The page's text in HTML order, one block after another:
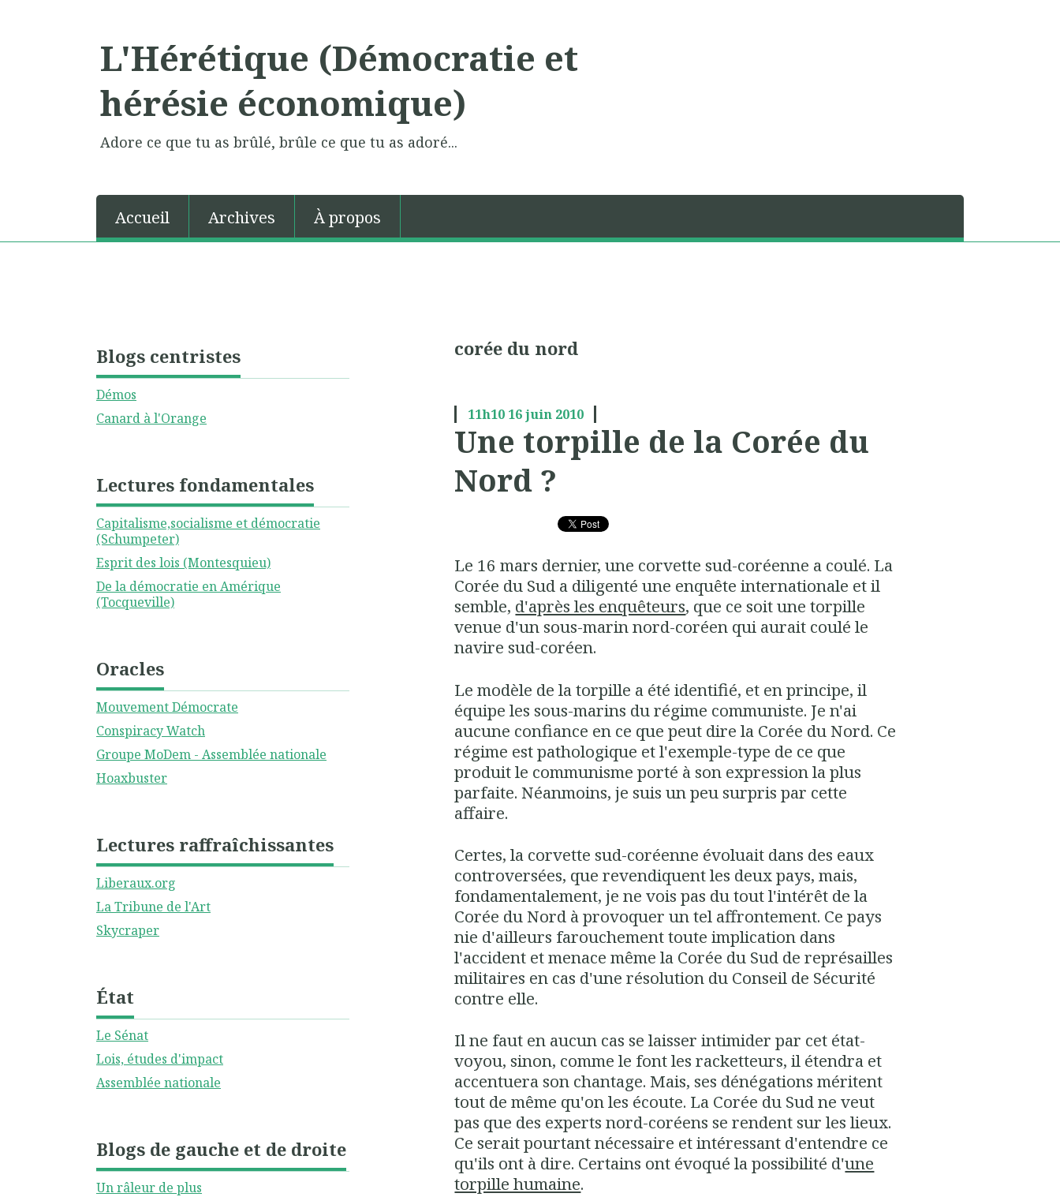
L'Hérétique (Démocratie et
hérésie économique)
Adore ce que tu as brûlé, brûle ce que tu as adoré...
Accueil Archives À propos
Blogs centristes
Démos
Canard à l'Orange
Lectures fondamentales
Capitalisme,socialisme et démocratie
(Schumpeter)
Esprit des lois (Montesquieu)
De la démocratie en Amérique
(Tocqueville)
Oracles
Mouvement Démocrate
Conspiracy Watch
Groupe MoDem - Assemblée nationale
Hoaxbuster
Lectures raffraîchissantes
Liberaux.org
La Tribune de l'Art
Skycraper
État
Le Sénat
Lois, études d'impact
Assemblée nationale
Blogs de gauche et de droite
Un râleur de plus
corée du nord
11h10 16juin 2010
Une torpille de la Corée du
Nord ?
Le 16 mars dernier, une corvette sud-coréenne a coulé. La
Corée du Sud a diligenté une enquête internationale et il
semble, d'après les enquêteurs, que ce soit une torpille
venue d'un sous-marin nord-coréen qui aurait coulé le
navire sud-coréen.
Le modèle de la torpille a été identifié, et en principe, il
équipe les sous-marins du régime communiste. Je n'ai
aucune confiance en ce que peut dire la Corée du Nord. Ce
régime est pathologique et l'exemple-type de ce que
produit le communisme porté à son expression la plus
parfaite. Néanmoins, je suis un peu surpris par cette
affaire.
Certes, la corvette sud-coréenne évoluait dans des eaux
controversées, que revendiquent les deux pays, mais,
fondamentalement, je ne vois pas du tout l'intérêt de la
Corée du Nord à provoquer un tel affrontement. Ce pays
nie d'ailleurs farouchement toute implication dans
l'accident et menace même la Corée du Sud de représailles
militaires en cas d'une résolution du Conseil de Sécurité
contre elle.
Il ne faut en aucun cas se laisser intimider par cet état-
voyou, sinon, comme le font les racketteurs, il étendra et
accentuera son chantage. Mais, ses dénégations méritent
tout de même qu'on les écoute. La Corée du Sud ne veut
pas que des experts nord-coréens se rendent sur les lieux.
Ce serait pourtant nécessaire et intéressant d'entendre ce
qu'ils ont à dire. Certains ont évoqué la possibilité d'une
torpille humaine.